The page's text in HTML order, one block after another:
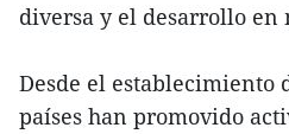
diversa y el desarrollo en
Desde el establecimiento
países han promovido